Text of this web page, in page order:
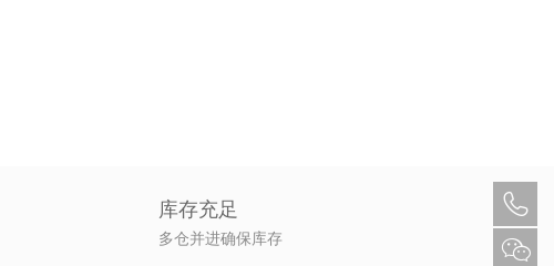
库存充足
多仓并进确保库存